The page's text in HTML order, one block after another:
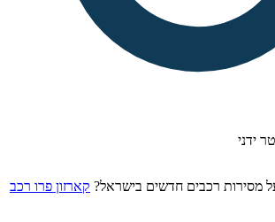
מסירות רכבים חדשים בישראל? קארזון פרו רכב